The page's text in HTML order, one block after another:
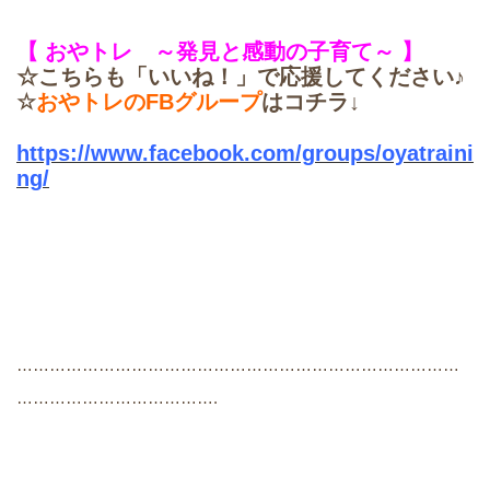
【 おやトレ ～発見と感動の子育て～ 】
☆こちらも「いいね！」で応援してください♪
☆おやトレのFBグループはコチラ↓
https://www.facebook.com/groups/oyatraini
ng/
………………………………………………………………………
……………………………….